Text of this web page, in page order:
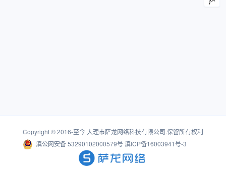
Copyright © 2016-至今大理市萨龙网络科技有限公司.保留所有权利
滇公网安备 53290102000579号 滇ICP备16003941号-3